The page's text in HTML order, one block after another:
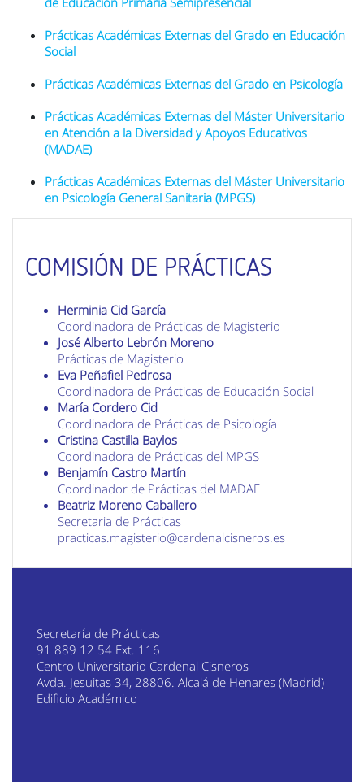
Prácticas Académicas Externas del Grado en Educación
Social
Prácticas Académicas Externas del Grado en Psicología
Prácticas Académicas Externas del Máster Universitario
en Atención a la Diversidad y Apoyos Educativos
(MADAE)
Prácticas Académicas Externas del Máster Universitario
en Psicología General Sanitaria (MPGS)
COMISIÓN DE PRÁCTICAS
Herminia Cid García
Coordinadora de Prácticas de Magisterio
José Alberto Lebrón Moreno
Prácticas de Magisterio
Eva Peñafiel Pedrosa
Coordinadora de Prácticas de Educación Social
María Cordero Cid
Coordinadora de Prácticas de Psicología
Cristina Castilla Baylos
Coordinadora de Prácticas del MPGS
Benjamín Castro Martín
Coordinador de Prácticas del MADAE
Beatriz Moreno Caballero
Secretaria de Prácticas
practicas.magisterio@cardenalcisneros.es
Secretaría de Prácticas
91 889 12 54 Ext. 116
Centro Universitario Cardenal Cisneros
Avda. Jesuitas 34, 28806. Alcalá de Henares (Madrid)
Edificio Académico